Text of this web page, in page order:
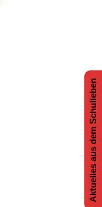
Aktuelles aus dem Schulleben